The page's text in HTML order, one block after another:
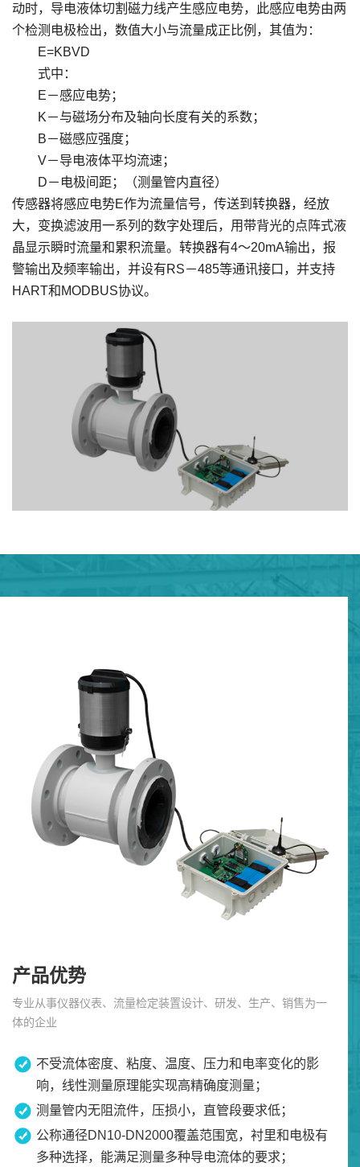
动时，导电液体切割磁力线产生感应电势，此感应电势由两
个检测电极检出，数值大小与流量成正比例，其值为：
E=KBVD
式中：
E－感应电势；
K－与磁场分布及轴向长度有关的系数；
B－磁感应强度；
V－导电液体平均流速；
D－电极间距；（测量管内直径）
传感器将感应电势E作为流量信号，传送到转换器，经放
大，变换滤波用一系列的数字处理后，用带背光的点阵式液
晶显示瞬时流量和累积流量。转换器有4～20mA输出，报
警输出及频率输出，并设有RS－485等通讯接口，并支持
HART和MODBUS协议。
产品优势
专业从事仪器仪表、流量检定装置设计、研发、生产、销售为一
体的企业
不受流体密度、粘度、温度、压力和电率变化的影
响，线性测量原理能实现高精确度测量；
测量管内无阻流件，压损小，直管段要求低；
公称通径DN10-DN2000覆盖范围宽，衬里和电极有
多种选择，能满足测量多种导电流体的要求；